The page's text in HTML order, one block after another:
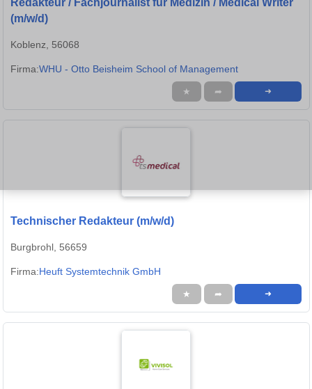
Redakteur / Fachjournalist für Medizin / Medical Writer
(m/w/d)
Koblenz, 56068
Firma:WHU - Otto Beisheim School of Management
★ ➦ ➜
Technischer Redakteur (m/w/d)
Burgbrohl, 56659
Firma:Heuft Systemtechnik GmbH
★ ➦ ➜